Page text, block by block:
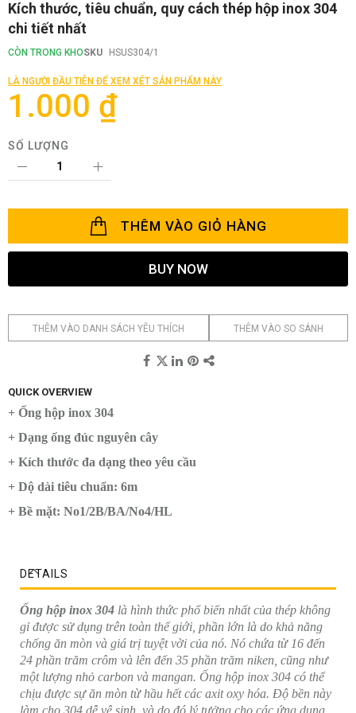
Chuyển
phần
đầu
của
thư
viện
hình
Kích thước, tiêu chuẩn, quy cách thép hộp inox 304
chi tiết nhất
CÒN TRONG KHOSKU HSUS304/1
LÀ NGƯỜI ĐẦU TIÊN ĐỂ XEM XÉT SẢN PHẨM NÀY
1.000 ₫
SỐ LƯỢNG
THÊM VÀO GIỎ HÀNG
BUY NOW
THÊM VÀO DANH SÁCH YÊU THÍCH THÊM VÀO SO SÁNH
QUICK OVERVIEW
+ Ống hộp inox 304
+ Dạng ống đúc nguyên cây
+ Kích thước đa dạng theo yêu cầu
+ Dộ dài tiêu chuẩn: 6m
+ Bề mặt: No1/2B/BA/No4/HL
DETAILS
Ống hộp inox 304 là hình thức phổ biến nhất của thép không
gỉ được sử dụng trên toàn thế giới, phần lớn là do khả năng
chống ăn mòn và giá trị tuyệt vời của nó. Nó chứa từ 16 đến
24 phần trăm crôm và lên đến 35 phần trăm niken, cũng như
một lượng nhỏ carbon và mangan. Ống hộp inox 304 có thể
chịu được sự ăn mòn từ hầu hết các axit oxy hóa. Độ bền này